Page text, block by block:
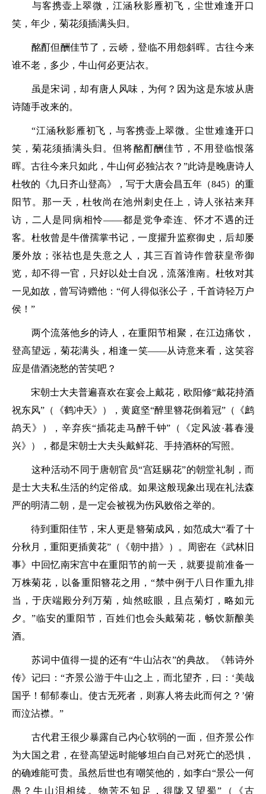
与客携壶上翠微，江涵秋影雁初飞，尘世难逢开口
笑，年少，菊花须插满头归。
酩酊但酬佳节了，云峤，登临不用怨斜晖。古往今来
谁不老，多少，牛山何必更沾衣。
虽是宋词，却有唐人风味，为何？因为这是东坡从唐
诗随手改来的。
“江涵秋影雁初飞，与客携壶上翠微。尘世难逢开口
笑，菊花须插满头归。但将酩酊酬佳节，不用登临恨落
晖。古往今来只如此，牛山何必独沾衣？ ”此诗是晚唐诗人
杜牧的《九日齐山登高》，写于大唐会昌五年（845）的重
阳节。那一天，杜牧尚在池州刺史任上，诗人张祜来拜
访，二人是同病相怜——都是党争牵连、怀才不遇的迁
客。杜牧曾是牛僧孺掌书记，一度擢升监察御史，后却屡
屡外放；张祜也是失意之人，其三百首诗作曾获皇帝御
览，却不得一官，只好以处士自况，流落淮南。杜牧对其
一见如故，曾写诗赠他：“何人得似张公子，千首诗轻万户
侯！ ”
两个流落他乡的诗人，在重阳节相聚，在江边痛饮，
登高望远，菊花满头，相逢一笑——从诗意来看，这笑容
应是借酒浇愁的苦笑吧？
宋朝士大夫普遍喜欢在宴会上戴花，欧阳修“戴花持酒
祝东风”（《鹤冲天》），黄庭坚“醉里簪花倒着冠”（《鹧
鸪天》），辛弃疾“插花走马醉千钟”（《定风波·暮春漫
兴》），都是宋朝士大夫头戴鲜花、手持酒杯的写照。
这种活动不同于唐朝官员“宫廷赐花”的朝堂礼制，而
是士大夫私生活的约定俗成。如果这般现象出现在礼法森
严的明清二朝，是一定会被视为伤风败俗之举的。
待到重阳佳节，宋人更是簪菊成风，如范成大“看了十
分秋月，重阳更插黄花”（《朝中措》）。周密在《武林旧
事》中回忆南宋宫中在重阳节的前一天，就要提前准备一
万株菊花，以备重阳簪花之用，“禁中例于八日作重九排
当，于庆端殿分列万菊，灿然眩眼，且点菊灯，略如元
夕。”临安的重阳节，百姓们也会头戴菊花，畅饮新酿美
酒。
苏词中值得一提的还有“牛山沾衣”的典故。《韩诗外
传》记曰：“齐景公游于牛山之上，而北望齐，曰：‘美哉
国乎！郁郁泰山。使古无死者，则寡人将去此而何之？’俯
而泣沾襟。 ”
古代君王很少暴露自己内心软弱的一面，但齐景公作
为大国之君，在登高望远时能够坦白自己对死亡的恐惧，
的确难能可贵。虽然后世也有嘲笑他的，如李白“景公一何
愚？牛山泪相续。物苦不知足，得陇又望蜀”（《古